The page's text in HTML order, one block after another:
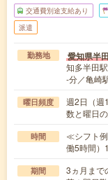
交通費別途支給あり
派遣
勤務地 愛知県半
知多半田
-分／亀崎
曜日頻度
週2日（週
数と曜日
時間
≪シフト
働5時間
期間
3ヵ月ま